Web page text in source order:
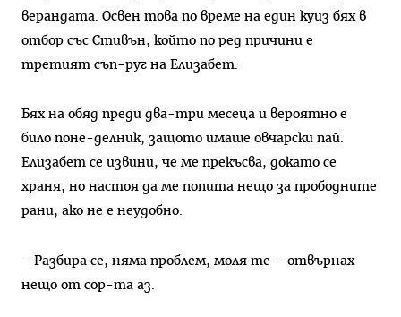
верандата. Освен това по време на един куиз бях в
отбор със Стивън, който по ред причини е
третият съп-руг на Елизабет.
Бях на обяд преди два-три месеца и вероятно е
било поне-делник, защото имаше овчарски пай.
Елизабет се извини, че ме прекъсва, докато се
храня, но настоя да ме попита нещо за прободните
рани, ако не е неудобно.
– Разбира се, няма проблем, моля те – отвърнах
нещо от сор-та аз.